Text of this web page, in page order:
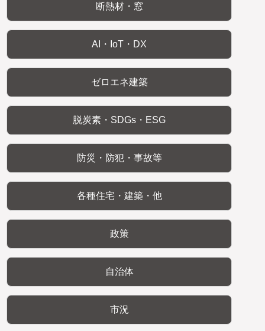
断熱材・窓
AI・IoT・DX
ゼロエネ建築
脱炭素・SDGs・ESG
防災・防犯・事故等
各種住宅・建築・他
政策
自治体
市況